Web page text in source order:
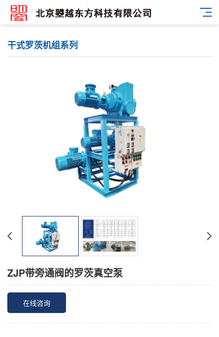
干式罗茨机组系列
ZJP带旁通阀的罗茨真空泵
在线咨询